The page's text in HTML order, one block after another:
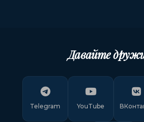
Давайте
Telegram YouTube